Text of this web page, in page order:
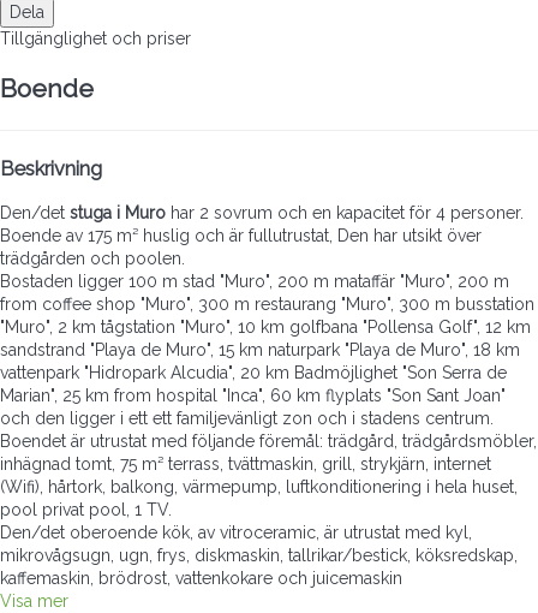
Dela
Tillgänglighet och priser
Boende
Beskrivning
Den/det stuga i Muro har 2 sovrum och en kapacitet för 4 personer.
Boende av 175 m² huslig och är fullutrustat, Den har utsikt över
trädgården och poolen.
Bostaden ligger 100 m stad "Muro", 200 m mataffär "Muro", 200 m
from coffee shop "Muro", 300 m restaurang "Muro", 300 m busstation
"Muro", 2 km tågstation "Muro", 10 km golfbana "Pollensa Golf", 12 km
sandstrand "Playa de Muro", 15 km naturpark "Playa de Muro", 18 km
vattenpark "Hidropark Alcudia", 20 km Badmöjlighet "Son Serra de
Marian", 25 km from hospital "Inca", 60 km flyplats "Son Sant Joan"
och den ligger i ett ett familjevänligt zon och i stadens centrum.
Boendet är utrustat med följande föremål: trädgård, trädgårdsmöbler,
inhägnad tomt, 75 m² terrass, tvättmaskin, grill, strykjärn, internet
(Wifi), hårtork, balkong, värmepump, luftkonditionering i hela huset,
pool privat pool, 1 TV.
Den/det oberoende kök, av vitroceramic, är utrustat med kyl,
mikrovågsugn, ugn, frys, diskmaskin, tallrikar/bestick, köksredskap,
kaffemaskin, brödrost, vattenkokare och juicemaskin
Visa mer